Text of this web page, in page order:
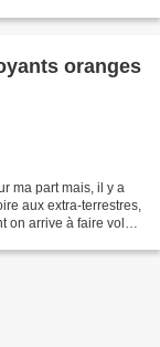
oranges
ma part mais, il y a
aux extra-terrestres,
arrive à faire voler